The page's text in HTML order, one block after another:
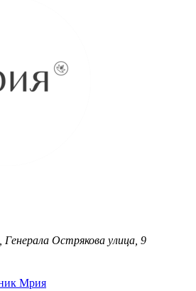
Генерала Острякова улица, 9
Мрия